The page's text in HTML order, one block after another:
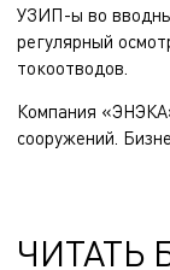
УЗИП-ы во
регулярный
токоотводов.
Компания
сооружений
ЧИТАТЬ